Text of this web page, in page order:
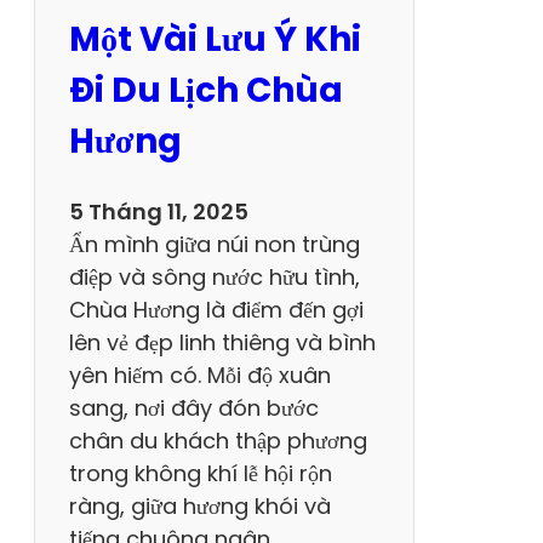
h
D
u
c
h
C
h
ù
a
B
á
i
Đ
í
Một Vài Lưu Ý Khi
Đi Du Lịch Chùa
Hương
5 Tháng 11, 2025
Ẩn mình giữa núi non trùng
điệp và sông nước hữu tình,
Chùa Hương là điểm đến gợi
lên vẻ đẹp linh thiêng và bình
yên hiếm có. Mỗi độ xuân
sang, nơi đây đón bước
chân du khách thập phương
trong không khí lễ hội rộn
ràng, giữa hương khói và